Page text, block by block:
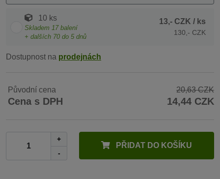
10 ks
Skladem 17 balení
+ dalších 70 do 5 dnů
13,- CZK / ks
130,- CZK
Dostupnost na prodejnách
Původní cena 20,63 CZK
Cena s DPH 14,44 CZK
+
-
PŘIDAT DO KOŠÍKU